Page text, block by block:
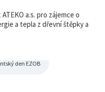
a.s. pro zájemce o
a tepla z dřevní štěpky a
den EZOB